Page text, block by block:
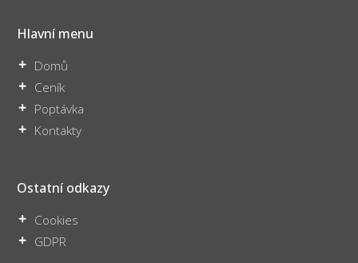
Hlavní menu
Domů
Ceník
Poptávka
Kontakty
Ostatní odkazy
Cookies
GDPR